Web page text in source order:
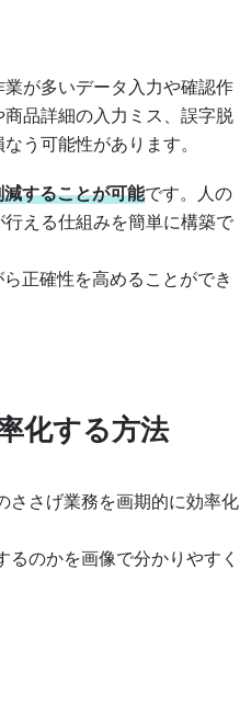
が多いデータ入力や確認作
品詳細の入力ミス、誤字脱
う可能性があります。
することが可能です。人の
える仕組みを簡単に構築で
正確性を高めることができ
化する方法
ささげ業務を画期的に効率化
のかを画像で分かりやすく